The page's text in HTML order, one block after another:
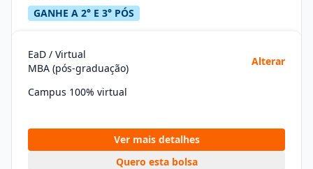
GANHE A 2° E 3° PÓS
EaD / Virtual
MBA (pós-graduação)
Alterar
Campus 100% virtual
Ver mais detalhes
Quero esta bolsa